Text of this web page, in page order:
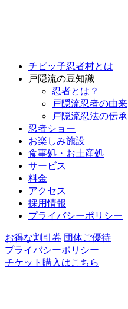
チビッ子忍者村とは
戸隠流の豆知識
忍者とは？
戸隠流忍者の由来
戸隠流忍法の伝承
忍者ショー
お楽しみ施設
食事処・お土産処
サービス
料金
アクセス
採用情報
プライバシーポリシー
お得な割引券 団体ご優待
プライバシーポリシー
チケット購入はこちら